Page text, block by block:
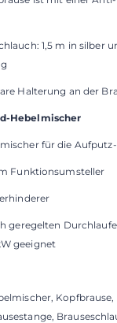
1,5 m in silber
Halterung an der
Hebelmischer
für die
Funktionsumsteller
geregelten
geeignet
Kopfbrause,